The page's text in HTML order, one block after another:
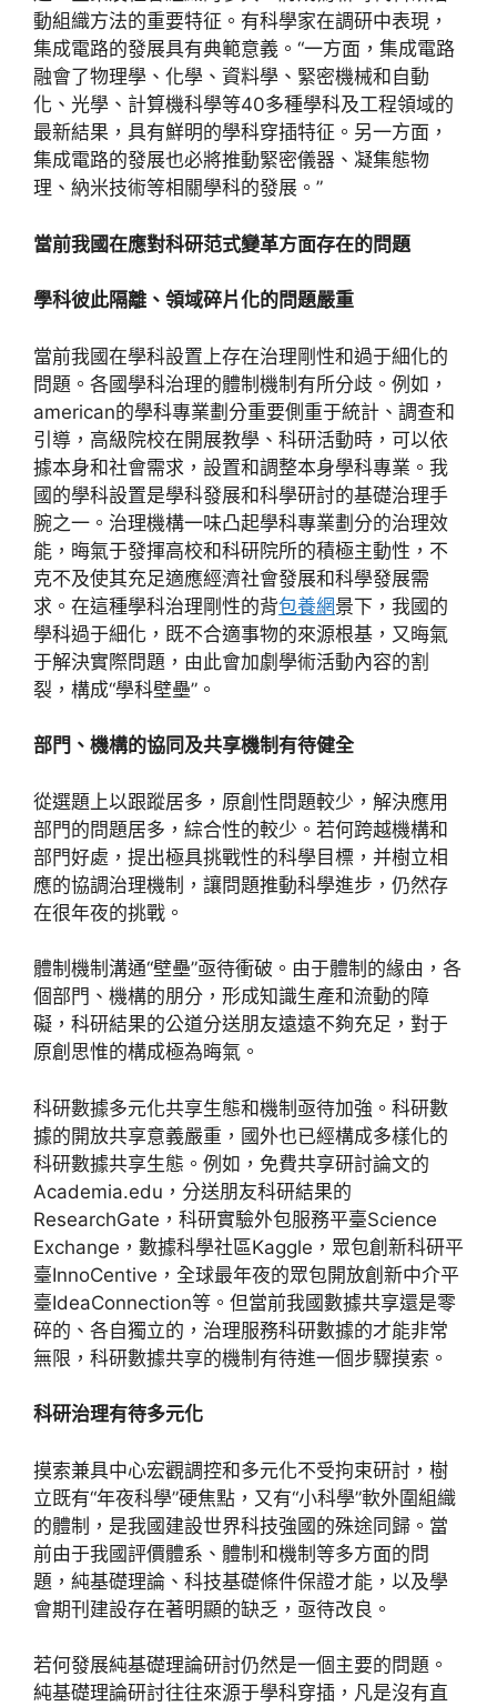
動組織方法的重要特征。有科學家在調研中表現，
集成電路的發展具有典範意義。“一方面，集成電路
融會了物理學、化學、資料學、緊密機械和自動
化、光學、計算機科學等40多種學科及工程領域的
最新結果，具有鮮明的學科穿插特征。另一方面，
集成電路的發展也必將推動緊密儀器、凝集態物
理、納米技術等相關學科的發展。”
當前我國在應對科研范式變革方面存在的問題
學科彼此隔離、領域碎片化的問題嚴重
當前我國在學科設置上存在治理剛性和過于細化的
問題。各國學科治理的體制機制有所分歧。例如，
american的學科專業劃分重要側重于統計、調查和
引導，高級院校在開展教學、科研活動時，可以依
據本身和社會需求，設置和調整本身學科專業。我
國的學科設置是學科發展和科學研討的基礎治理手
腕之一。治理機構一味凸起學科專業劃分的治理效
能，晦氣于發揮高校和科研院所的積極主動性，不
克不及使其充足適應經濟社會發展和科學發展需
求。在這種學科治理剛性的背包養網景下，我國的
學科過于細化，既不合適事物的來源根基，又晦氣
于解決實際問題，由此會加劇學術活動內容的割
裂，構成“學科壁壘”。
部門、機構的協同及共享機制有待健全
從選題上以跟蹤居多，原創性問題較少，解決應用
部門的問題居多，綜合性的較少。若何跨越機構和
部門好處，提出極具挑戰性的科學目標，并樹立相
應的協調治理機制，讓問題推動科學進步，仍然存
在很年夜的挑戰。
體制機制溝通“壁壘”亟待衝破。由于體制的緣由，各
個部門、機構的朋分，形成知識生產和流動的障
礙，科研結果的公道分送朋友遠遠不夠充足，對于
原創思惟的構成極為晦氣。
科研數據多元化共享生態和機制亟待加強。科研數
據的開放共享意義嚴重，國外也已經構成多樣化的
科研數據共享生態。例如，免費共享研討論文的
Academia.edu，分送朋友科研結果的
ResearchGate，科研實驗外包服務平臺Science
Exchange，數據科學社區Kaggle，眾包創新科研平
臺InnoCentive，全球最年夜的眾包開放創新中介平
臺IdeaConnection等。但當前我國數據共享還是零
碎的、各自獨立的，治理服務科研數據的才能非常
無限，科研數據共享的機制有待進一個步驟摸索。
科研治理有待多元化
摸索兼具中心宏觀調控和多元化不受拘束研討，樹
立既有“年夜科學”硬焦點，又有“小科學”軟外圍組織
的體制，是我國建設世界科技強國的殊途同歸。當
前由于我國評價體系、體制和機制等多方面的問
題，純基礎理論、科技基礎條件保證才能，以及學
會期刊建設存在著明顯的缺乏，亟待改良。
若何發展純基礎理論研討仍然是一個主要的問題。
純基礎理論研討往往來源于學科穿插，凡是沒有直